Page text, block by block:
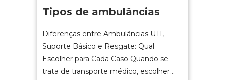
Tipos de ambulâncias
Diferenças entre Ambulâncias UTI,
Suporte Básico e Resgate: Qual
Escolher para Cada Caso Quando se
trata de transporte médico, escolher…